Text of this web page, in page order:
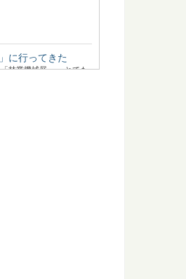
に行ってきた
林業機械展」。 とても
徴と物語～
今回は、日本で最も多
べてみました
か？ 針葉樹と広葉樹